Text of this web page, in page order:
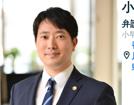
弁
小